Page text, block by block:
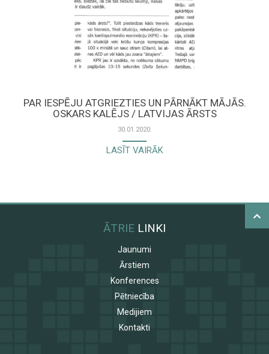
PAR IESPĒJU ATGRIEZTIES UN PĀRNĀKT MĀJĀS.
OSKARS KALĒJS / LATVIJAS ĀRSTS
30.01.2020.
LASĪT VAIRĀK
ĀTRIE LINKI
Jaunumi
Ārstiem
Konferences
Pētniecība
Medijiem
Kontakti